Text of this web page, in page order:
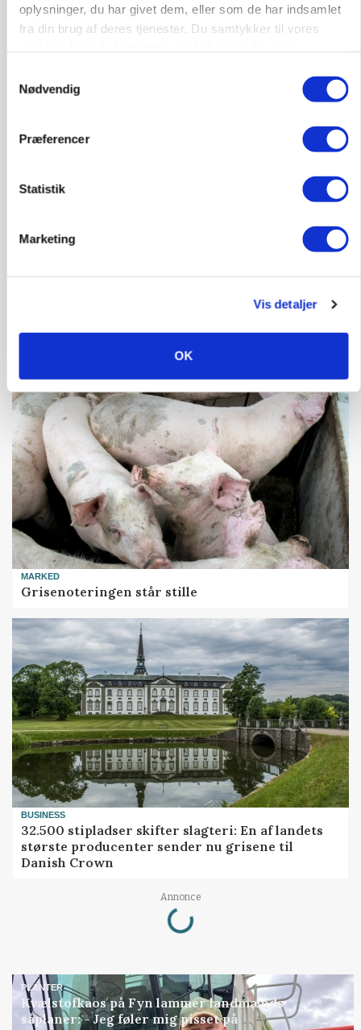
oplysninger, du har givet dem, eller som de har indsamlet
fra din brug af deres tjenester. Du samtykker til vores
Nødvendig
Præferencer
Statistik
Marketing
Vis detaljer
OK
ARRANGEMENT
Markvandring sætter fokus på elefantgræs
Danish Crown slår igen i noteringsstrid: Tysk
gab er 3 kroner – ikke 4,30
MARKED
Grisenoteringen står stille
BUSINESS
32.500 stipladser skifter slagteri: En af landets
største producenter sender nu grisene til
Danish Crown
Annonce
Loading...
PLANTER
Kvælstofkaos på Fyn lammer landmænds
såplaner: - Jeg føler mig pisset på